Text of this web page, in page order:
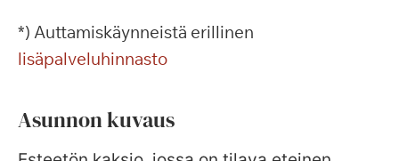
*) Auttamiskäynneistä erillinen
lisäpalveluhinnasto
Asunnon kuvaus